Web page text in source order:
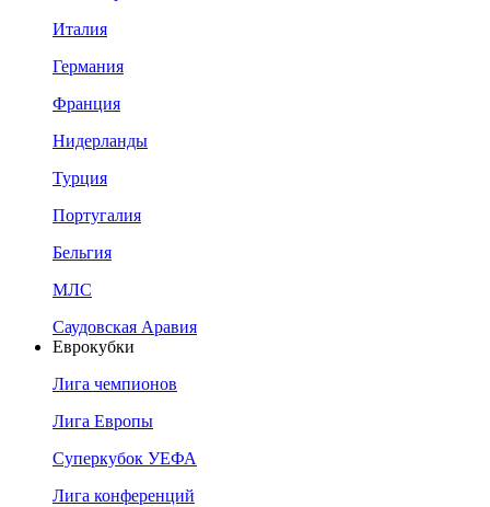
Италия
Германия
Франция
Нидерланды
Турция
Португалия
Бельгия
МЛС
Саудовская Аравия
Еврокубки
Лига чемпионов
Лига Европы
Суперкубок УЕФА
Лига конференций